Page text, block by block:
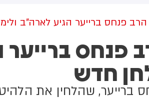
פנחס ברייער הגיע לארה"ב
פנחס ברייער
חדש
ברייער, שהלחין את הלהיט